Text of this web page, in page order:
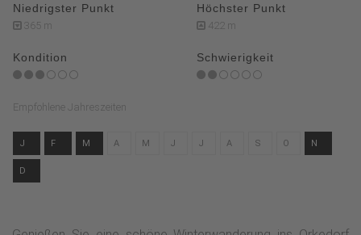
Niedrigster Punkt
365 m
Höchster Punkt
422 m
Kondition Schwierigkeit
Empfohlene Jahreszeiten
J F M A M J J A S O N
D